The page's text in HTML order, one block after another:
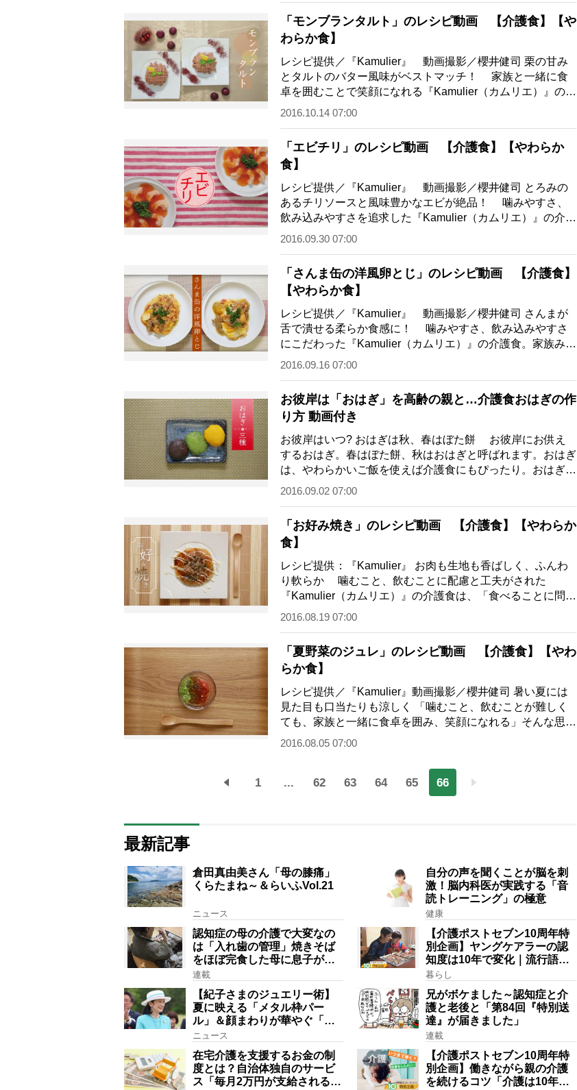
「モンブランタルト」のレシピ動画 【介護食】【や
わらか食】
レシピ提供／『Kamulier』 動画撮影／櫻井健司 栗の甘み
とタルトのバター風味がベストマッチ！ 家族と一緒に食
卓を囲むことで笑顔になれる『Kamulier（カムリエ）』の介
護食。つるりとした食感で、のどに貼り付…
2016.10.14 07:00
「エビチリ」のレシピ動画 【介護食】【やわらか
食】
レシピ提供／『Kamulier』 動画撮影／櫻井健司 とろみの
あるチリソースと風味豊かなエビが絶品！ 噛みやすさ、
飲み込みやすさを追求した『Kamulier（カムリエ）』の介護
食。やわらか食感で見た目も華やか。食事…
2016.09.30 07:00
「さんま缶の洋風卵とじ」のレシピ動画 【介護食】
【やわらか食】
レシピ提供／『Kamulier』 動画撮影／櫻井健司 さんまが
舌で潰せる柔らか食感に！ 噛みやすさ、飲み込みやすさ
にこだわった『Kamulier（カムリエ）』の介護食。家族みん
なが一緒に食卓を囲めるメニューが好評で…
2016.09.16 07:00
お彼岸は「おはぎ」を高齢の親と…介護食おはぎの作
り方 動画付き
お彼岸はいつ? おはぎは秋、春はぼた餅 お彼岸にお供え
するおはぎ。春はぼた餅、秋はおはぎと呼ばれます。おはぎ
は、やわらかいご飯を使えば介護食にもぴったり。おはぎを
食べるお彼岸は春分の日、秋分の日の前後…
2016.09.02 07:00
「お好み焼き」のレシピ動画 【介護食】【やわらか
食】
レシピ提供：『Kamulier』 お肉も生地も香ばしく、ふんわ
り軟らか 噛むこと、飲むことに配慮と工夫がされた
『Kamulier（カムリエ）』の介護食は、「食べることに問題
を抱えている人も、家族と一緒に食卓を囲み、…
2016.08.19 07:00
「夏野菜のジュレ」のレシピ動画 【介護食】【やわ
らか食】
レシピ提供／『Kamulier』動画撮影／櫻井健司 暑い夏には
見た目も口当たりも涼しく 「噛むこと、飲むことが難しく
ても、家族と一緒に食卓を囲み、笑顔になれる」そんな思い
をこめて『Kamulier（カムリエ）』が提案…
2016.08.05 07:00
1 ... 62 63 64 65 66
最新記事
倉田真由美さん「母の膝痛」
くらたまね～＆らいふVol.21
ニュース
自分の声を聞くことが脳を刺
激！脳内科医が実践する「音
読トレーニング」の極意
健康
認知症の母の介護で大変なの
は「入れ歯の管理」焼きそば
をほぼ完食した母に息子が血
の気が引いた理由
連載
【介護ポストセブン10周年特
別企画】ヤングケアラーの認
知度は10年で変化｜流行語大
賞にノミネート、法律にも明
暮らし
【紀子さまのジュエリー術】
夏に映える「メタル枠パー
ル」＆顔まわりが華やぐ「揺
れる一粒」の使い分け方
ニュース
兄がボケました～認知症と介
護と老後と「第84回『特別送
達』が届きました」
連載
在宅介護を支援するお金の制
度とは？自治体独自のサービ
ス「毎月2万円が支給される」
【介護ポストセブン10周年特
別企画】働きながら親の介護
を続けるコツ「介護は10年以